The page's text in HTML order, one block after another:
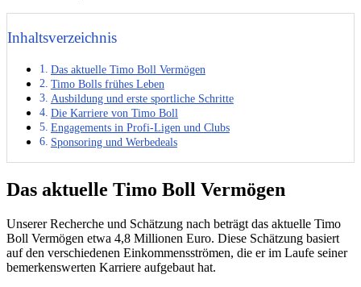
Inhaltsverzeichnis
Das aktuelle Timo Boll Vermögen
Timo Bolls frühes Leben
Ausbildung und erste sportliche Schritte
Die Karriere von Timo Boll
Engagements in Profi-Ligen und Clubs
Sponsoring und Werbedeals
Das aktuelle Timo Boll Vermögen
Unserer Recherche und Schätzung nach beträgt das aktuelle Timo
Boll Vermögen etwa 4,8 Millionen Euro. Diese Schätzung basiert
auf den verschiedenen Einkommensströmen, die er im Laufe seiner
bemerkenswerten Karriere aufgebaut hat.